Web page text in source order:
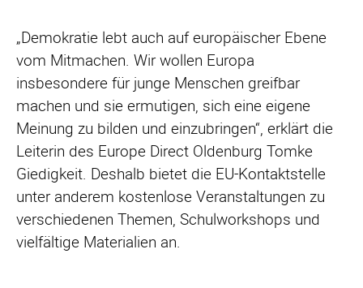
„Demokratie lebt auch auf europäischer Ebene
vom Mitmachen. Wir wollen Europa
insbesondere für junge Menschen greifbar
machen und sie ermutigen, sich eine eigene
Meinung zu bilden und einzubringen“, erklärt die
Leiterin des Europe Direct Oldenburg Tomke
Giedigkeit. Deshalb bietet die EU-Kontaktstelle
unter anderem kostenlose Veranstaltungen zu
verschiedenen Themen, Schulworkshops und
vielfältige Materialien an.